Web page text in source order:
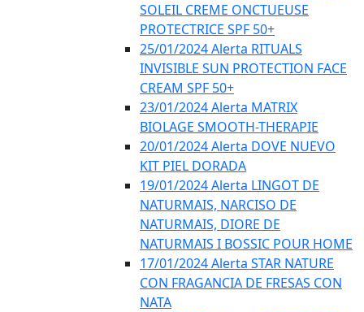
SOLEIL CREME ONCTUEUSE
PROTECTRICE SPF 50+
25/01/2024 Alerta RITUALS
INVISIBLE SUN PROTECTION FACE
CREAM SPF 50+
23/01/2024 Alerta MATRIX
BIOLAGE SMOOTH-THERAPIE
20/01/2024 Alerta DOVE NUEVO
KIT PIEL DORADA
19/01/2024 Alerta LINGOT DE
NATURMAIS, NARCISO DE
NATURMAIS, DIORE DE
NATURMAIS I BOSSIC POUR HOME
17/01/2024 Alerta STAR NATURE
CON FRAGANCIA DE FRESAS CON
NATA